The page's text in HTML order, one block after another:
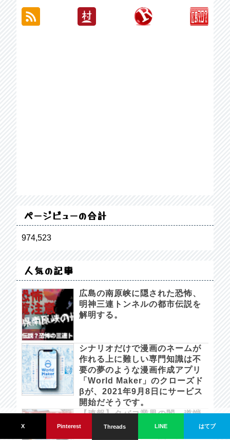
ページビューの合計
974,523
人気の記事
広島の南原峡に隠された恐怖、
明神三連トンネルの都市伝説を
解明する。
シナリオだけで漫画のネームが
作れる上に難しい専門知識は不
要の夢のような漫画作成アプリ
「World Maker」のクローズド
βが、2021年9月8日にサービス
開始だそうです。
【速報】タバコ業界の闇。道端
にメチャクチャ落ちてる金属
X Pinterest Threads LINE はてブ